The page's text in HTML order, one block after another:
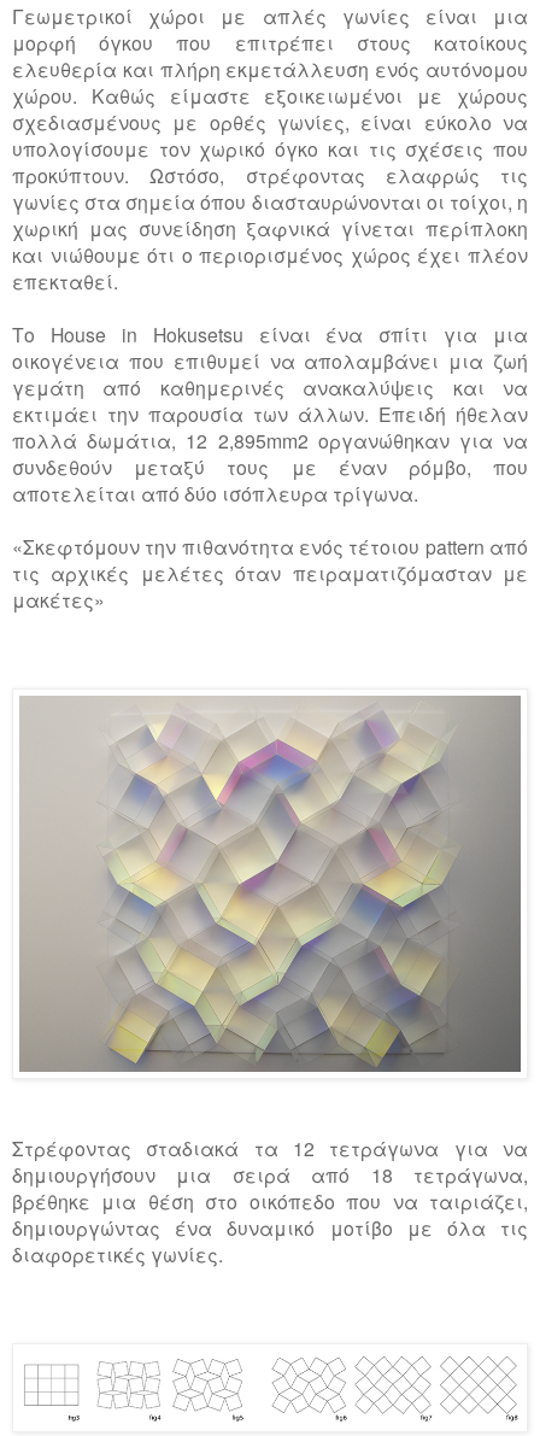
Γεωμετρικοί χώροι με απλές γωνίες είναι μια
μορφή όγκου που επιτρέπει στους κατοίκους
ελευθερία και πλήρη εκμετάλλευση ενός αυτόνομου
χώρου. Καθώς είμαστε εξοικειωμένοι με χώρους
σχεδιασμένους με ορθές γωνίες, είναι εύκολο να
υπολογίσουμε τον χωρικό όγκο και τις σχέσεις που
προκύπτουν. Ωστόσο, στρέφοντας ελαφρώς τις
γωνίες στα σημεία όπου διασταυρώνονται οι τοίχοι, η
χωρική μας συνείδηση ξαφνικά γίνεται περίπλοκη
και νιώθουμε ότι ο περιορισμένος χώρος έχει πλέον
επεκταθεί.
Το House in Hokusetsu είναι ένα σπίτι για μια
οικογένεια που επιθυμεί να απολαμβάνει μια ζωή
γεμάτη από καθημερινές ανακαλύψεις και να
εκτιμάει την παρουσία των άλλων. Επειδή ήθελαν
πολλά δωμάτια, 12 2,895mm2 οργανώθηκαν για να
συνδεθούν μεταξύ τους με έναν ρόμβο, που
αποτελείται από δύο ισόπλευρα τρίγωνα.
«Σκεφτόμουν την πιθανότητα ενός τέτοιου pattern από
τις αρχικές μελέτες όταν πειραματιζόμασταν με
μακέτες»
Στρέφοντας σταδιακά τα 12 τετράγωνα για να
δημιουργήσουν μια σειρά από 18 τετράγωνα,
βρέθηκε μια θέση στο οικόπεδο που να ταιριάζει,
δημιουργώντας ένα δυναμικό μοτίβο με όλα τις
διαφορετικές γωνίες.